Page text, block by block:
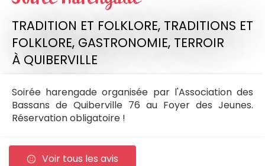
TRADITION ET FOLKLORE, TRADITIONS ET
FOLKLORE, GASTRONOMIE, TERROIR
À QUIBERVILLE
Soirée harengade organisée par l'Association des
Bassans de Quiberville 76 au Foyer des Jeunes.
Réservation obligatoire !
Voir tous les avis